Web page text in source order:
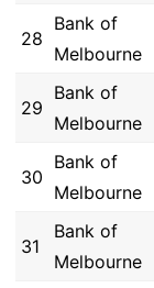
28
Bank of
Melbourne
29
Bank of
Melbourne
30
Bank of
Melbourne
31
Bank of
Melbourne